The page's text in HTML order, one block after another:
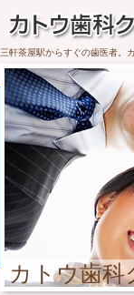
カトウ歯
三軒茶屋駅からすぐの歯医者。